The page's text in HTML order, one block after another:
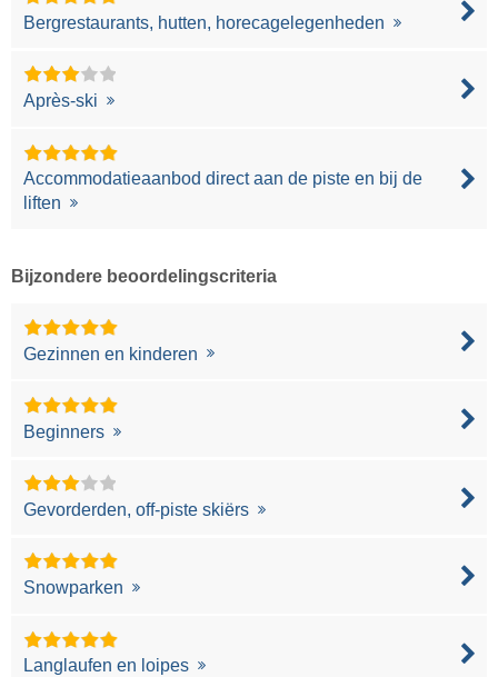
Bergrestaurants, hutten, horecagelegenheden
Après-ski
Accommodatieaanbod direct aan de piste en bij de
liften
Bijzondere beoordelingscriteria
Gezinnen en kinderen
Beginners
Gevorderden, off-piste skiërs
Snowparken
Langlaufen en loipes